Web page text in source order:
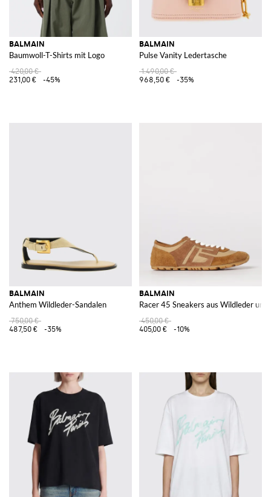
BALMAIN
Baumwoll-T-Shirts mit Logo
420,00 €
231,00 €
-45%
BALMAIN
Pulse Vanity Ledertasche
1.490,00 €
968,50 €
-35%
BALMAIN
Anthem Wildleder-Sandalen
750,00 €
487,50 €
-35%
BALMAIN
Racer 45 Sneakers aus Wildleder und
450,00 €
405,00 €
-10%